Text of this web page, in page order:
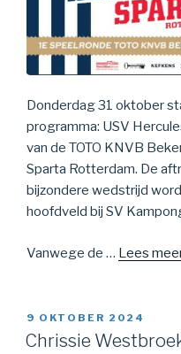
Donderdag 31 oktober
programma: USV
van de TOTO KNVB
Sparta Rotterdam. De
bijzondere wedstrijd
hoofdveld bij SV
Vanwege de … Lees
GEPLAATST
OP
9 OKTOBER 2024
Chrissie